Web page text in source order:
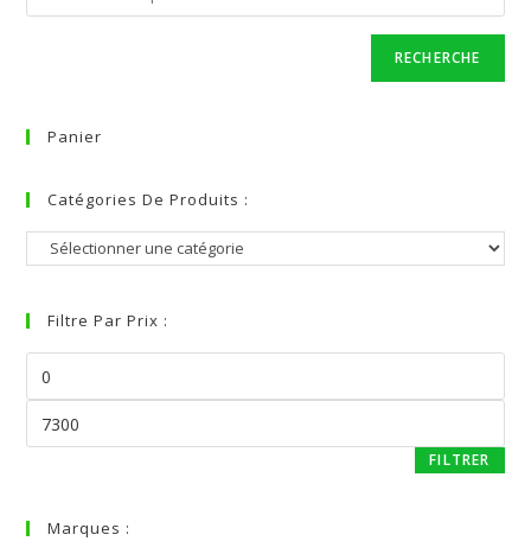
RECHERCHE
Panier
Catégories De Produits :
Filtre Par Prix :
FILTRER
Marques :